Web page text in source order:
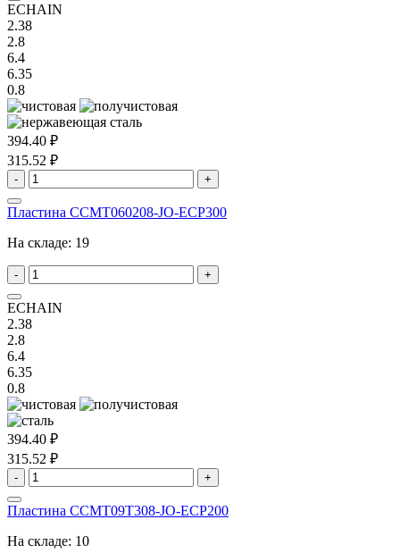
ECHAIN
2.38
2.8
6.4
6.35
0.8
394.40 ₽
315.52 ₽
- +
Пластина CCMT060208-JO-ECP300
На складе: 19
- +
ECHAIN
2.38
2.8
6.4
6.35
0.8
394.40 ₽
315.52 ₽
- +
Пластина CCMT09T308-JO-ECP200
На складе: 10